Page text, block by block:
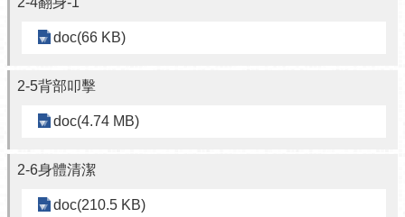
doc(66 KB)
2-5背部叩擊
doc(4.74 MB)
2-6身體清潔
doc(210.5 KB)